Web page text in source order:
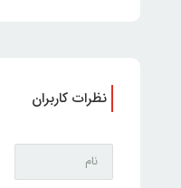
نظرات کاربران